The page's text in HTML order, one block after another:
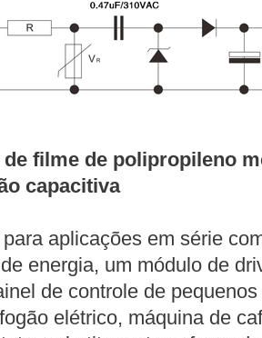
filme de polipropileno
capacitiva
aplicações em série
energia, um módulo de
de controle de
elétrico, máquina de